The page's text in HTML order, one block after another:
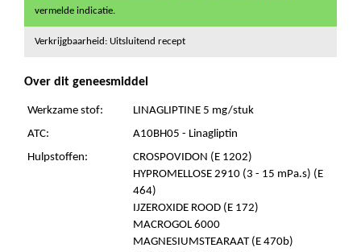
vermelde indicatie.
Verkrijgbaarheid: Uitsluitend recept
Over dit geneesmiddel
Werkzame stof:
LINAGLIPTINE 5 mg/stuk
ATC:
A10BH05 - Linagliptin
Hulpstoffen:
CROSPOVIDON (E 1202)
HYPROMELLOSE 2910 (3 - 15 mPa.s) (E
464)
IJZEROXIDE ROOD (E 172)
MACROGOL 6000
MAGNESIUMSTEARAAT (E 470b)